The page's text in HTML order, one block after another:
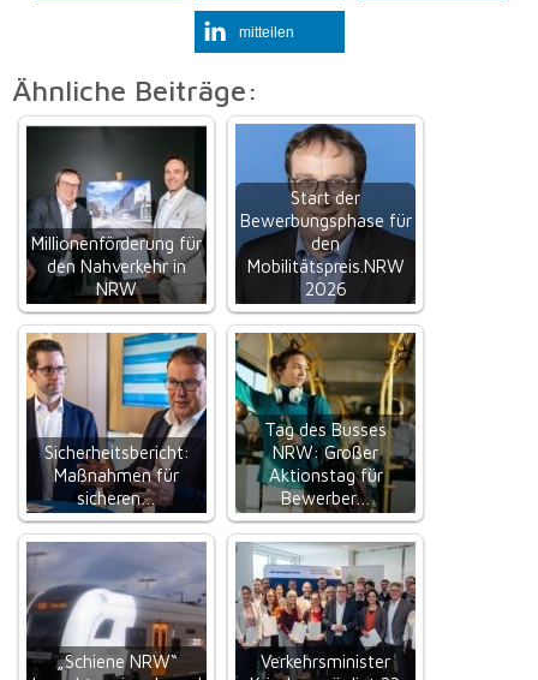
mitteilen
Ähnliche Beiträge:
Millionenförderung für
den Nahverkehr in
NRW
Start der
Bewerbungsphase für
den
Mobilitätspreis.NRW
2026
Sicherheitsbericht:
Maßnahmen für
sicheren…
Tag des Busses
NRW: Großer
Aktionstag für
Bewerber…
„Schiene NRW“
Verkehrsminister